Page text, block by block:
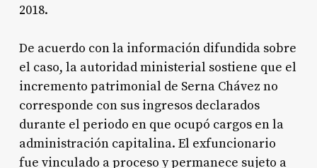
2018.
De acuerdo con la información difundida sobre
el caso, la autoridad ministerial sostiene que el
incremento patrimonial de Serna Chávez no
corresponde con sus ingresos declarados
durante el periodo en que ocupó cargos en la
administración capitalina. El exfuncionario
fue vinculado a proceso y permanece sujeto a